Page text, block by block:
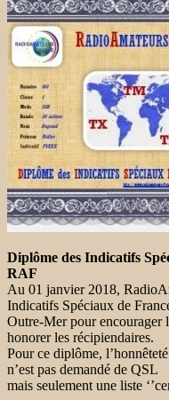
Diplôme des Indicatifs
RAF
Au 01 janvier 2018,
Indicatifs Spéciaux de
Outre-Mer pour encourager
honorer les récipiendaires.
Pour ce diplôme,
n’est pas demandé de QSL
mais seulement une liste